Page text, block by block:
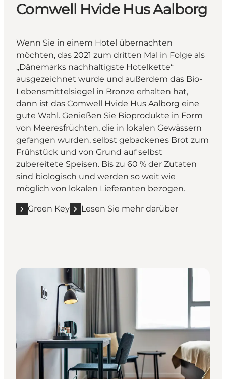
Comwell Hvide Hus Aalborg
Wenn Sie in einem Hotel übernachten
möchten, das 2021 zum dritten Mal in Folge als
„Dänemarks nachhaltigste Hotelkette“
ausgezeichnet wurde und außerdem das Bio-
Lebensmittelsiegel in Bronze erhalten hat,
dann ist das Comwell Hvide Hus Aalborg eine
gute Wahl. Genießen Sie Bioprodukte in Form
von Meeresfrüchten, die in lokalen Gewässern
gefangen wurden, selbst gebackenes Brot zum
Frühstück und von Grund auf selbst
zubereitete Speisen. Bis zu 60 % der Zutaten
sind biologisch und werden so weit wie
möglich von lokalen Lieferanten bezogen.
Green Key Lesen Sie mehr darüber